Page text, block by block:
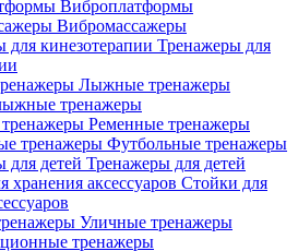
Виброплатформы
Вибромассажеры
Тренажеры для
Лыжные тренажеры
тренажеры
Ременные тренажеры
Футбольные тренажеры
Тренажеры для детей
Стойки для
Уличные тренажеры